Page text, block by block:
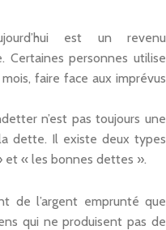
est un revenu
Certaines personnes utilise
faire face aux imprévus
n’est pas toujours une
dette. Il existe deux types
et « les bonnes dettes ».
de l’argent emprunté que
qui ne produisent pas de